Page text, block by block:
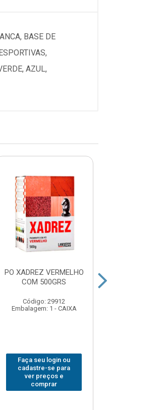
BASE DE
AZUL,
PO XADREZ VERMELHO
COM 500GRS
Código: 29912
Embalagem: 1 - CAIXA
Faça seu login ou
cadastre-se para
ver preços e
comprar